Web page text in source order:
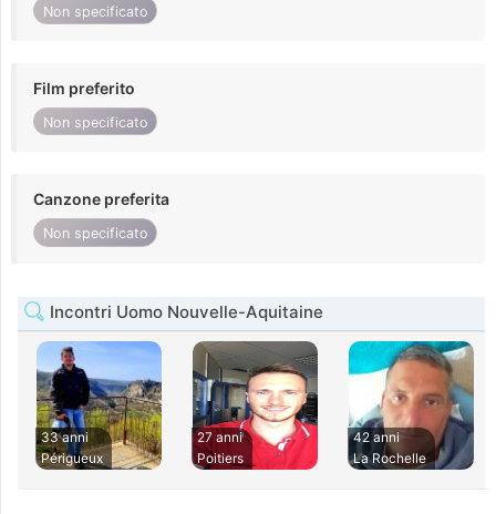
Non specificato
Film preferito
Non specificato
Canzone preferita
Non specificato
Incontri Uomo Nouvelle-Aquitaine
33 anni
Périgueux
27 anni
Poitiers
42 anni
La Rochelle